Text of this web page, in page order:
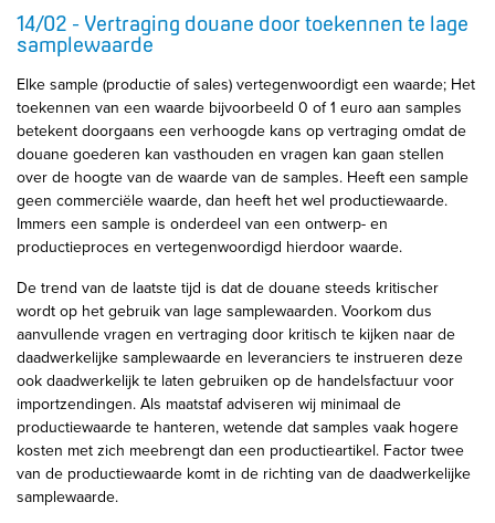
14/02 - Vertraging douane door toekennen te lage
samplewaarde
Elke sample (productie of sales) vertegenwoordigt een waarde; Het
toekennen van een waarde bijvoorbeeld 0 of 1 euro aan samples
betekent doorgaans een verhoogde kans op vertraging omdat de
douane goederen kan vasthouden en vragen kan gaan stellen
over de hoogte van de waarde van de samples. Heeft een sample
geen commerciële waarde, dan heeft het wel productiewaarde.
Immers een sample is onderdeel van een ontwerp- en
productieproces en vertegenwoordigd hierdoor waarde.
De trend van de laatste tijd is dat de douane steeds kritischer
wordt op het gebruik van lage samplewaarden. Voorkom dus
aanvullende vragen en vertraging door kritisch te kijken naar de
daadwerkelijke samplewaarde en leveranciers te instrueren deze
ook daadwerkelijk te laten gebruiken op de handelsfactuur voor
importzendingen. Als maatstaf adviseren wij minimaal de
productiewaarde te hanteren, wetende dat samples vaak hogere
kosten met zich meebrengt dan een productieartikel. Factor twee
van de productiewaarde komt in de richting van de daadwerkelijke
samplewaarde.